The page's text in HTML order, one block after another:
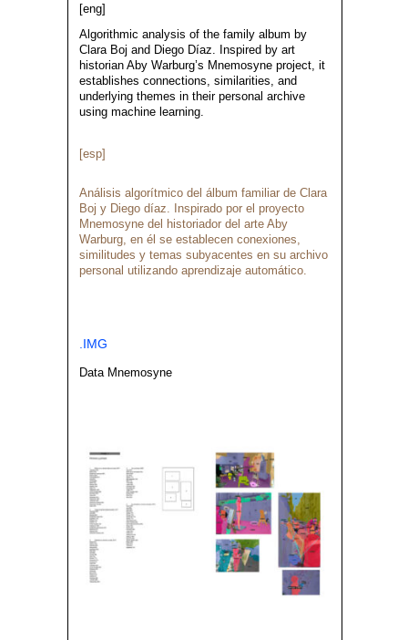
[eng]
Algorithmic analysis of the family album by
Clara Boj and Diego Díaz. Inspired by art
historian Aby Warburg’s Mnemosyne project, it
establishes connections, similarities, and
underlying themes in their personal archive
using machine learning.
[esp]
Análisis algorítmico del álbum familiar de Clara
Boj y Diego díaz. Inspirado por el proyecto
Mnemosyne del historiador del arte Aby
Warburg, en él se establecen conexiones,
similitudes y temas subyacentes en su archivo
personal utilizando aprendizaje automático.
.IMG
Data Mnemosyne